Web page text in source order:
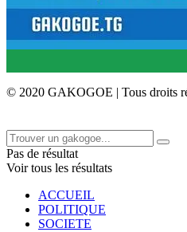
© 2020 GAKOGOE | Tous droits
Pas de résultat
Voir tous les résultats
ACCUEIL
POLITIQUE
SOCIETE